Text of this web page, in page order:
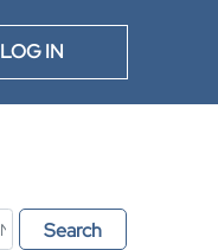
LOG IN
Search